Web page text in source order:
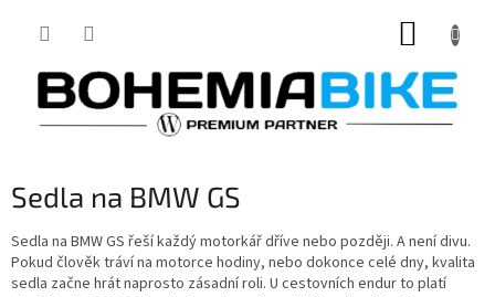
Sedla na BMW GS
Sedla na BMW GS řeší každý motorkář dříve nebo později. A není divu.
Pokud člověk tráví na motorce hodiny, nebo dokonce celé dny, kvalita
sedla začne hrát naprosto zásadní roli. U cestovních endur to platí